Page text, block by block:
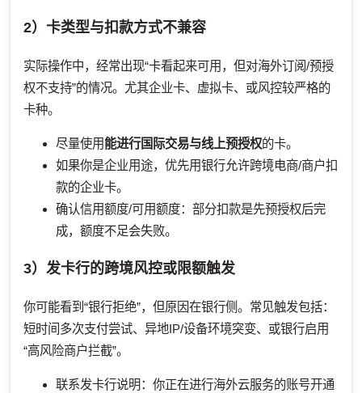
2）卡类型与扣款方式不兼容
实际操作中，经常出现“卡看起来可用，但对海外订阅/预授
权不支持”的情况。尤其企业卡、虚拟卡、或风控较严格的
卡种。
尽量使用能进行国际交易与线上预授权的卡。
如果你是企业用途，优先用银行允许跨境电商/商户扣
款的企业卡。
确认信用额度/可用额度：部分扣款是先预授权后完
成，额度不足会失败。
3）发卡行的跨境风控或限额触发
你可能看到“银行拒绝”，但原因在银行侧。常见触发包括：
短时间多次支付尝试、异地IP/设备环境突变、或银行启用
“高风险商户拦截”。
联系发卡行说明：你正在进行海外云服务的账号开通